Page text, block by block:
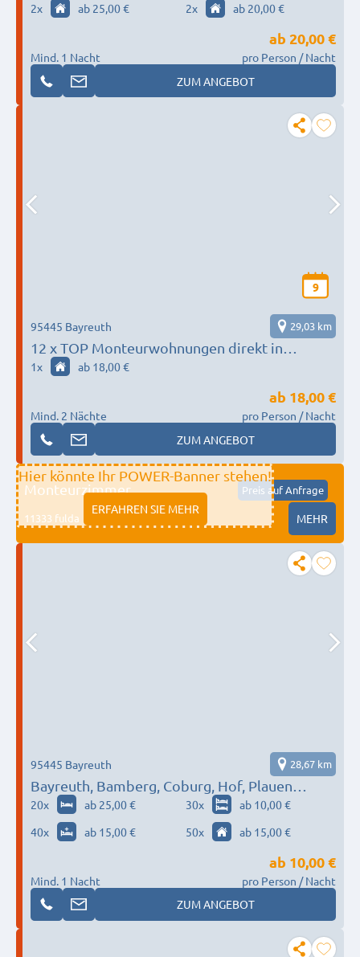
2x ab 25,00 € 2x ab 20,00 €
Mind. 1 Nacht
ab 20,00 €
pro Person / Nacht
ZUM ANGEBOT
9
12 x TOP Monteurwohnungen direkt in
BAYREUTH und Umgebung
95445 Bayreuth 29,03 km
1x ab 18,00 €
Mind. 2 Nächte
ab 18,00 €
pro Person / Nacht
ZUM ANGEBOT
Hier könnte Ihr POWER-Banner stehen!
ERFAHREN SIE MEHR
Monteurzimmer Preis auf Anfrage
11333 fulda MEHR
Bayreuth, Bamberg, Coburg, Hof, Plauen…
95445 Bayreuth 28,67 km
20x ab 25,00 € 30x
ab 10,00 €
40x ab 15,00 € 50x ab 15,00 €
Mind. 1 Nacht
ab 10,00 €
pro Person / Nacht
ZUM ANGEBOT